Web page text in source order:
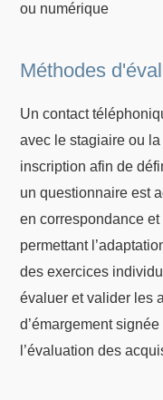
ou numérique
Méthodes
Un contact
avec le stagiaire ou
inscription afin de
un questionnaire est
en correspondance
permettant
des exercices
évaluer et valider les
d’émargement
l’évaluation des